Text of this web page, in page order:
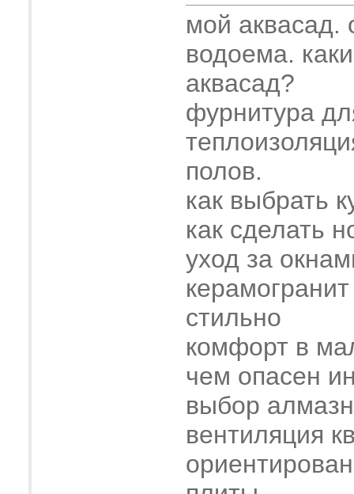
мой аквасад.
водоема.
аквасад?
фурнитура
полов.
как выбрать
как сделать
уход за
стильно
комфорт в
чем опасен
выбор
вентиляция